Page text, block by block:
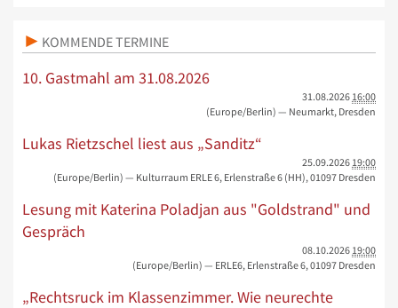
KOMMENDE TERMINE
10. Gastmahl am 31.08.2026
31.08.2026 16:00
(Europe/Berlin) — Neumarkt, Dresden
Lukas Rietzschel liest aus „Sanditz“
25.09.2026 19:00
(Europe/Berlin) — Kulturraum ERLE 6, Erlenstraße 6 (HH), 01097 Dresden
Lesung mit Katerina Poladjan aus "Goldstrand" und
Gespräch
08.10.2026 19:00
(Europe/Berlin) — ERLE6, Erlenstraße 6, 01097 Dresden
„Rechtsruck im Klassenzimmer. Wie neurechte